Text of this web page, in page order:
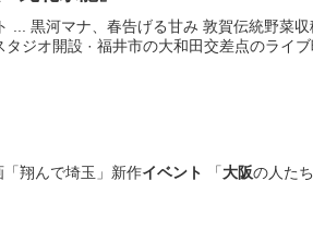
... 黒河マナ、春告げる甘み 敦賀伝統野菜
タジオ開設 · 福井市の大和田交差点のライ
翔んで埼玉」新作イベント 「大阪の人た